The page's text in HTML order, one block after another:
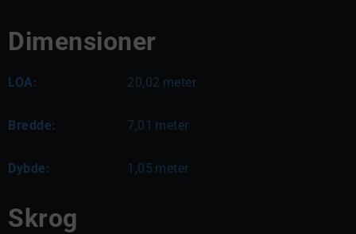
Dimensioner
LOA: 20,02 meter
Bredde: 7,01 meter
Dybde: 1,05 meter
Skrog